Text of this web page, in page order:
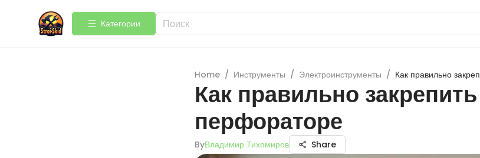
Категории
Home / Инструменты / Электроинструменты / Как правильно
Как правильно
перфораторе
ByВладимир Тихомиров Share